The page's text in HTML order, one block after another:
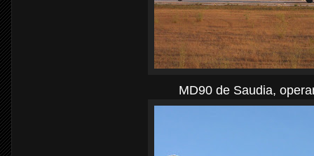
MD90 de Saudia,